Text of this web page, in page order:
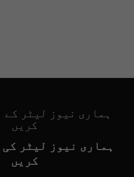
ہماری نیوز لیٹر کے
کریں
ہماری نیوز لیٹر
کریں